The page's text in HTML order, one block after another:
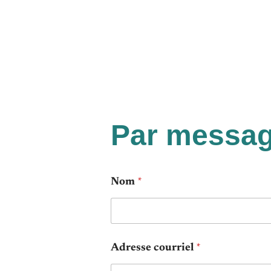
Par
Nom *
Adresse courriel *